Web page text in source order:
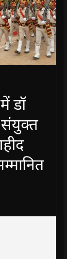
डॉ
संयुक्त